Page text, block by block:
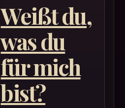
Weißt du,
was du
für mich
bist?